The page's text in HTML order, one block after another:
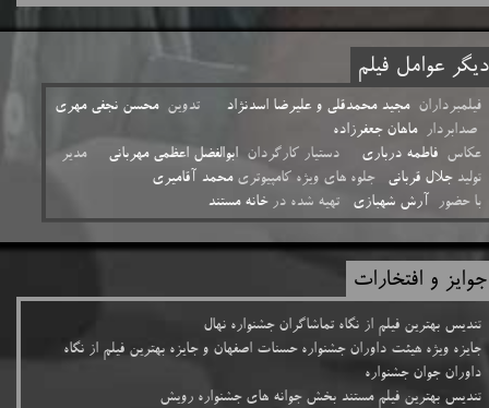
عوامل فیلم
فیلمبرداران مجید محمدقلی و علیرضا اسدنژادتدوین محسن نجفی مهری
صدابردار ماهان جعفرزاده
عکاس فاطمه درباریدستیار کارگردان ابوالفضل اعظمی مهربانیمدیر
تولید جلال قربانیجلوه های ویژه کامپیوتری محمد آقامیری
با حضور
آرش شهبازیتهیه شده در خانه مستند
تندیس بهترین فیلم از نگاه تماشاگران جشنواره نهال
جایزه ویژه هیئت داوران جشنواره حسنات اصفهان و جایزه بهترین فیلم از نگاه
داوران جوان جشنواره
تندیس بهترین فیلم مستند بخش جوانه های جشنواره رویش
جوایز و افتخارات